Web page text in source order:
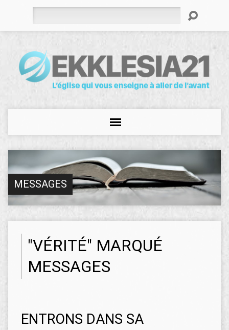
MESSAGES
"VÉRITÉ" MARQUÉ
MESSAGES
ENTRONS DANS SA